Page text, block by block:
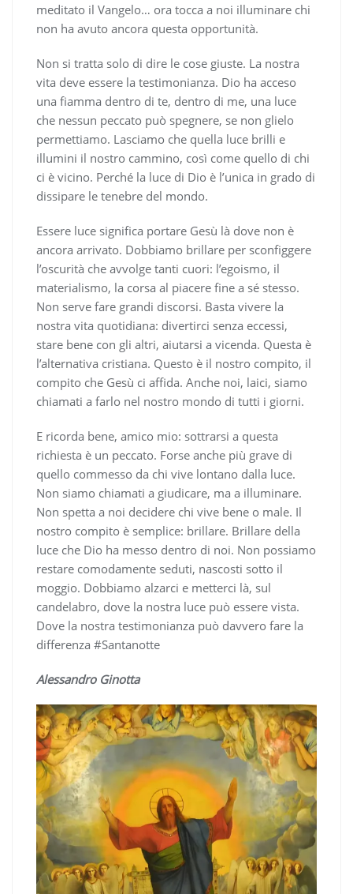
meditato il Vangelo… ora tocca a noi illuminare chi
non ha avuto ancora questa opportunità.
Non si tratta solo di dire le cose giuste. La nostra
vita deve essere la testimonianza. Dio ha acceso
una fiamma dentro di te, dentro di me, una luce
che nessun peccato può spegnere, se non glielo
permettiamo. Lasciamo che quella luce brilli e
illumini il nostro cammino, così come quello di chi
ci è vicino. Perché la luce di Dio è l’unica in grado di
dissipare le tenebre del mondo.
Essere luce significa portare Gesù là dove non è
ancora arrivato. Dobbiamo brillare per sconfiggere
l’oscurità che avvolge tanti cuori: l’egoismo, il
materialismo, la corsa al piacere fine a sé stesso.
Non serve fare grandi discorsi. Basta vivere la
nostra vita quotidiana: divertirci senza eccessi,
stare bene con gli altri, aiutarsi a vicenda. Questa è
l’alternativa cristiana. Questo è il nostro compito, il
compito che Gesù ci affida. Anche noi, laici, siamo
chiamati a farlo nel nostro mondo di tutti i giorni.
E ricorda bene, amico mio: sottrarsi a questa
richiesta è un peccato. Forse anche più grave di
quello commesso da chi vive lontano dalla luce.
Non siamo chiamati a giudicare, ma a illuminare.
Non spetta a noi decidere chi vive bene o male. Il
nostro compito è semplice: brillare. Brillare della
luce che Dio ha messo dentro di noi. Non possiamo
restare comodamente seduti, nascosti sotto il
moggio. Dobbiamo alzarci e metterci là, sul
candelabro, dove la nostra luce può essere vista.
Dove la nostra testimonianza può davvero fare la
differenza #Santanotte
Alessandro Ginotta